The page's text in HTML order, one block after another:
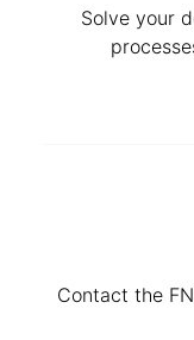
Solve your
Contact the